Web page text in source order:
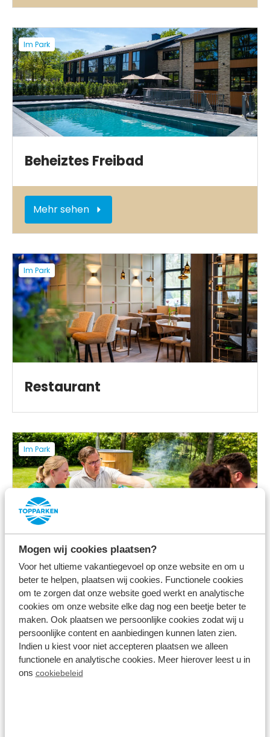
Mogen wij cookies plaatsen?
Voor het ultieme vakantiegevoel op onze website en om u
beter te helpen, plaatsen wij cookies. Functionele cookies
om te zorgen dat onze website goed werkt en analytische
cookies om onze website elke dag nog een beetje beter te
maken. Ook plaatsen we persoonlijke cookies zodat wij u
persoonlijke content en aanbiedingen kunnen laten zien.
Indien u kiest voor niet accepteren plaatsen we alleen
functionele en analytische cookies. Meer hierover leest u in
ons cookiebeleid
Im Park
Beheiztes Freibad
Mehr sehen
Im Park
Restaurant
Im Park
BBQ-Service